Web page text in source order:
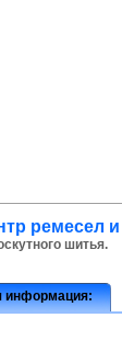
ремесел
шитья.
информация: